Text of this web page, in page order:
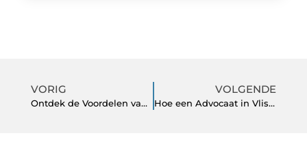
VORIG
Ontdek de Voordelen van Acupunctuur in Drachten voor Jouw Gezondheid en Welzijn
VOLGENDE
Hoe een Advocaat in Vlissingen je Kan Helpen bij Juridische Kwesties